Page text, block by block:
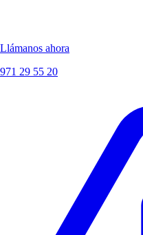
Llámanos ahora
971 29 55 20